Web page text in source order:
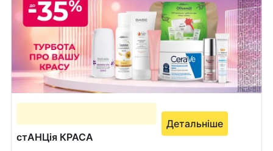
стАНЦія КРАСА
Детальніше